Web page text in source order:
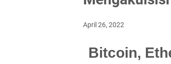
April 26, 2022
Bitcoin,